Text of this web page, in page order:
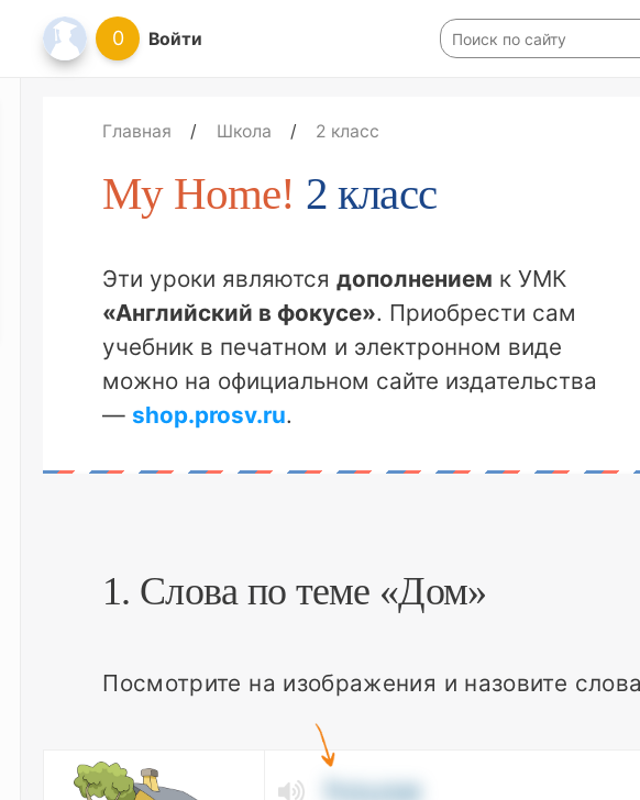
0 Войти
Главная / Школа / 2 класс
My Home! 2 класс
Эти уроки являютсядополнением к УМК
«Английский в фокусе». Приобрести сам
учебник в печатном и электронном виде
можно на официальном сайте издательства
— shop.prosv.ru.
1. Слова по теме «Дом»
Посмотрите на изображения и назовите
house